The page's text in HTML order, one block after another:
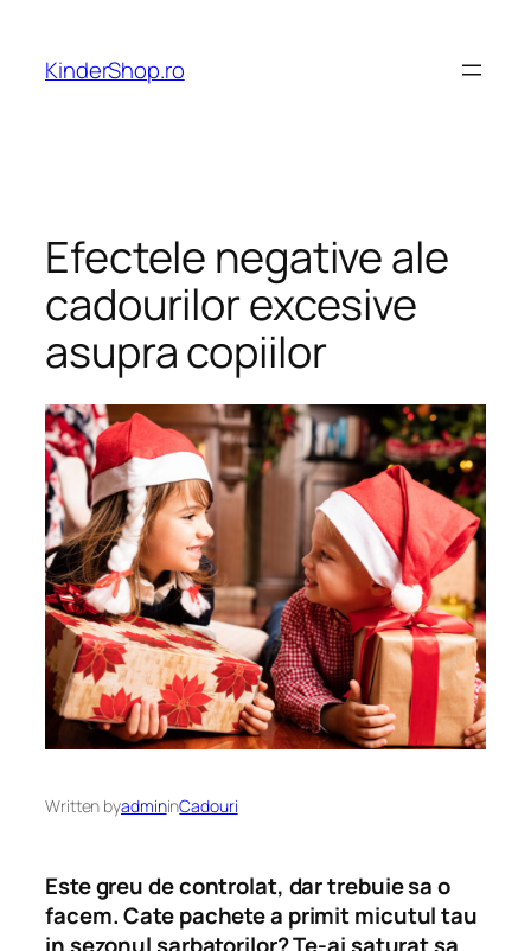
content
KinderShop.ro
Efectele negative ale
cadourilor excesive
asupra copiilor
Written byadmininCadouri
Este greu de controlat, dar trebuie sa o
facem. Cate pachete a primit micutul tau
in sezonul sarbatorilor? Te-ai saturat sa